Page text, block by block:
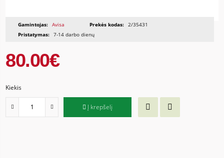
Gamintojas: Avisa Prekės kodas: 2/35431
Pristatymas: 7-14 darbo dienų
80.00€
Kiekis
Į krepšelį